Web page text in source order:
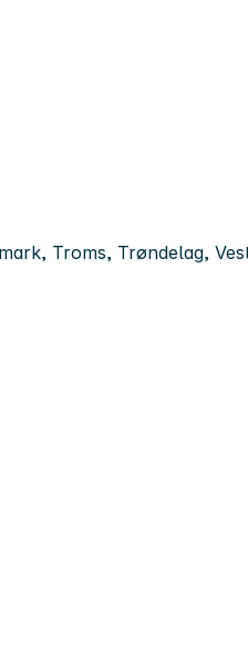
Troms, Trøndelag,